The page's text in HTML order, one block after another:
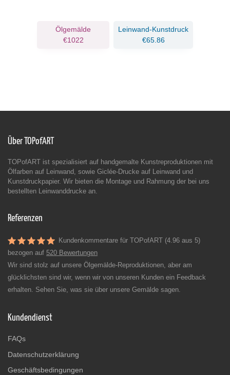
Ölgemälde
€1022
Leinwand-Kunstdruck
€65.86
Über TOPofART
TOPofART ist spezialisiert auf handgemalte Kunstreproduktionen mit
Ölfarben auf Leinwand, sowie Giclée-Drucke auf Leinwand und
Kunstdruckpapier. Wir bieten die Montage und Rahmung der bei uns
bestellten Leinwanddrucke an.
Referenzen
Kundenkommentare für TOPofART (4.96 aus 5)
bezogen auf 520 Bewertungen
Wir sind stolz auf unsere Ölgemälde-Reproduktionen, aber am
glücklichsten sind wir, wenn wir von unseren Kunden ein Feedback
erhalten. Sehen Sie, was sie über unsere Gemälde sagen.
Kundendienst
FAQs
Datenschutzerklärung
Geschäftsbedingungen